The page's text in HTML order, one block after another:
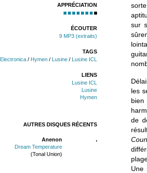
APPRÉCIATION
ÉCOUTER
9 MP3 (extraits)
TAGS
Electronica / Hymen / Lusine / Lusine ICL
LIENS
Lusine ICL
Lusine
Hymen
AUTRES DISQUES RÉCENTS
Anenon
Dream Temperature
(Tonal Union)
sur
les
de
Une